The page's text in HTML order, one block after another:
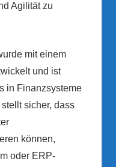
Agilität zu
mit einem
und ist
in Finanzsysteme
sicher, dass
können,
oder ERP-